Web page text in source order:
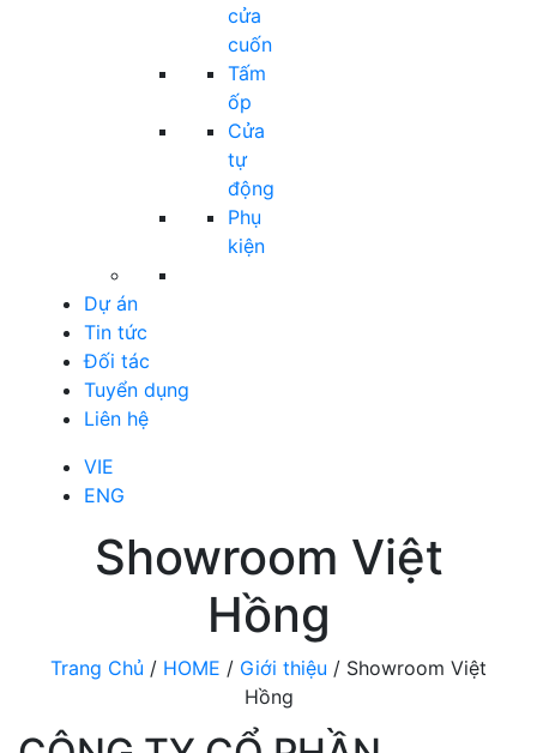
cửa
cuốn
Tấm
ốp
Cửa
tự
động
Phụ
kiện
Dự án
Tin tức
Đối tác
Tuyển dụng
Liên hệ
VIE
ENG
Showroom Việt
Hồng
Trang Chủ / HOME / Giới thiệu / Showroom Việt
Hồng